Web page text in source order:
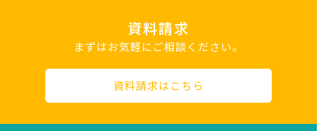
資料請求
まずはお気軽にご相談ください。
資料請求はこちら